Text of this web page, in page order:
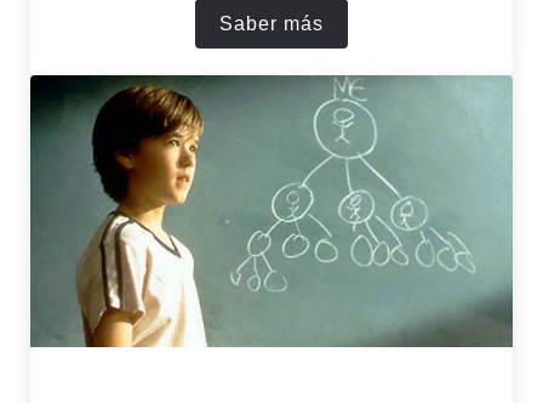
Saber másCadena Perpetua (1994):